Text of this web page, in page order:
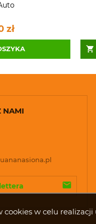
cookies w celu
zł
NAMI